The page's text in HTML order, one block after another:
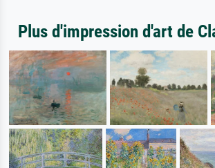
Plus d'impression d'art de